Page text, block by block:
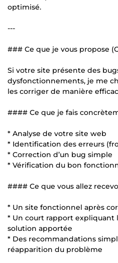
optimisé.
---
### Ce que je vous propose
Si votre site présente des
dysfonctionnements, je me
les corriger de manière
#### Ce que je fais
* Analyse de votre site web
* Identification des erreurs
* Correction d’un bug simple
* Vérification du bon
#### Ce que vous allez
* Un site fonctionnel après
* Un court rapport expliquant
solution apportée
* Des recommandations
réapparition du problème